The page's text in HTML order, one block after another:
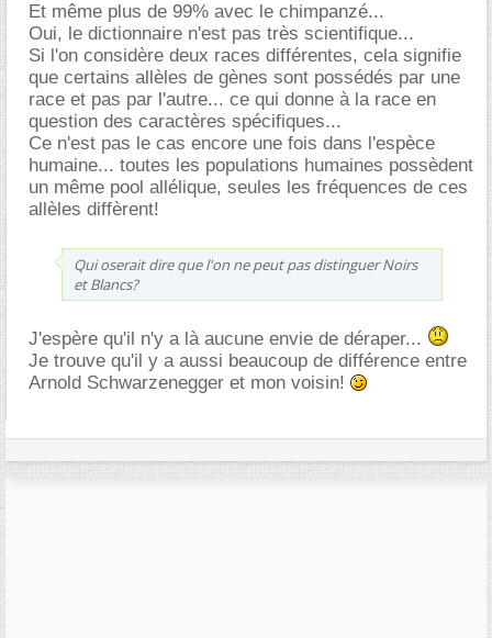
Et même plus de 99% avec le chimpanzé...
Oui, le dictionnaire n'est pas très scientifique...
Si l'on considère deux races différentes, cela signifie
que certains allèles de gènes sont possédés par une
race et pas par l'autre... ce qui donne à la race en
question des caractères spécifiques...
Ce n'est pas le cas encore une fois dans l'espèce
humaine... toutes les populations humaines possèdent
un même pool allélique, seules les fréquences de ces
allèles diffèrent!
Qui oserait dire que l'on ne peut pas distinguer Noirs
et Blancs?
J'espère qu'il n'y a là aucune envie de déraper...
Je trouve qu'il y a aussi beaucoup de différence entre
Arnold Schwarzenegger et mon voisin!